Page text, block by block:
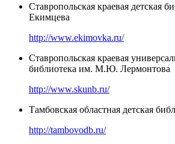
Ставропольская краевая детская
Екимцева
http://www.ekimovka.ru/
Ставропольская краевая
библиотека им. М.Ю. Лермонтова
http://www.skunb.ru/
Тамбовская областная детская
http://tambovodb.ru/